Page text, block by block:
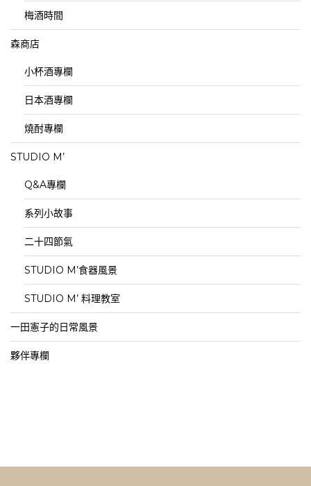
梅酒時間
森商店
小杯酒專欄
日本酒專欄
燒酎專欄
STUDIO M’
Q&A專欄
系列小故事
二十四節氣
STUDIO M’食器風景
STUDIO M’ 料理教室
一田憲子的日常風景
夥伴專欄